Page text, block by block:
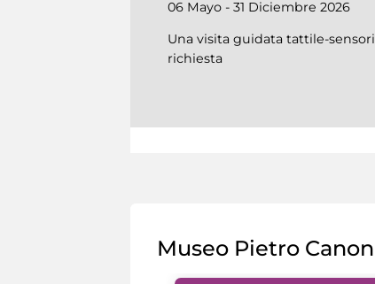
06 Mayo - 31 Diciembre 2026
Una visita guidata tattile-
richiesta
Museo Pietro